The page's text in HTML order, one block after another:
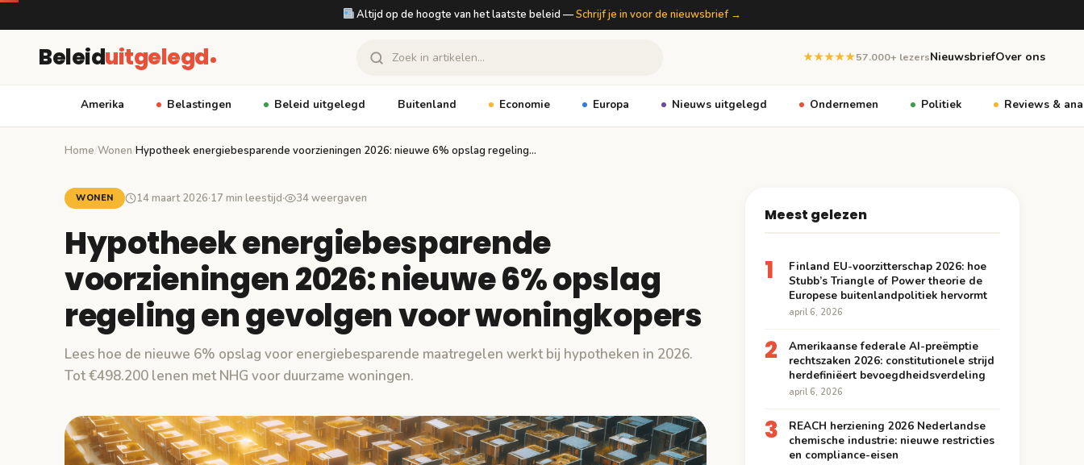
Altijd op de hoogte van het laatste beleid —Schrijf je in voor de nieuwsbrief →
Beleiduitgelegd ★★★★★57.000+ lezersNieuwsbriefOver ons
Amerika Belastingen Beleid uitgelegd Buitenland Economie Europa Nieuws uitgelegd Ondernemen Politiek Reviews &
Home Wonen Hypotheek energiebesparende voorzieningen 2026: nieuwe 6% opslag regeling…
WONEN 14 maart 2026·17 min leestijd· 34 weergaven
Hypotheek energiebesparende
voorzieningen 2026: nieuwe 6% opslag
regeling en gevolgen voor woningkopers
Lees hoe de nieuwe 6% opslag voor energiebesparende maatregelen werkt bij hypotheken in 2026.
Tot €498.200 lenen met NHG voor duurzame woningen.
Meest gelezen
1
Finland EU-voorzitterschap 2026: hoe
Stubb’s Triangle of Power theorie de
Europese buitenlandpolitiek hervormt
april 6, 2026
2
Amerikaanse federale AI-preëmptie
rechtszaken 2026: constitutionele strijd
herdefiniëert bevoegdheidsverdeling
april 6, 2026
3
REACH herziening 2026 Nederlandse
chemische industrie: nieuwe restricties
en compliance-eisen